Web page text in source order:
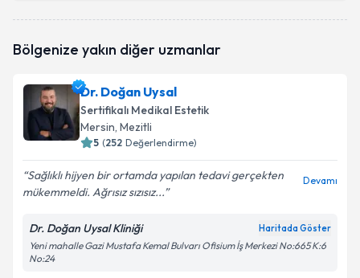
Bölgenize yakın diğer uzmanlar
Dr. Doğan Uysal
Sertifikalı Medikal Estetik
Mersin, Mezitli
5 (252 Değerlendirme)
Sağlıklı hijyen bir ortamda yapılan tedavi gerçekten
mükemmeldi. Ağrısız sızısız...
Devamı
Dr. Doğan Uysal Kliniği Haritada Göster
Yeni mahalle Gazi Mustafa Kemal Bulvarı Ofisium İş Merkezi No:665 K:6
No:24